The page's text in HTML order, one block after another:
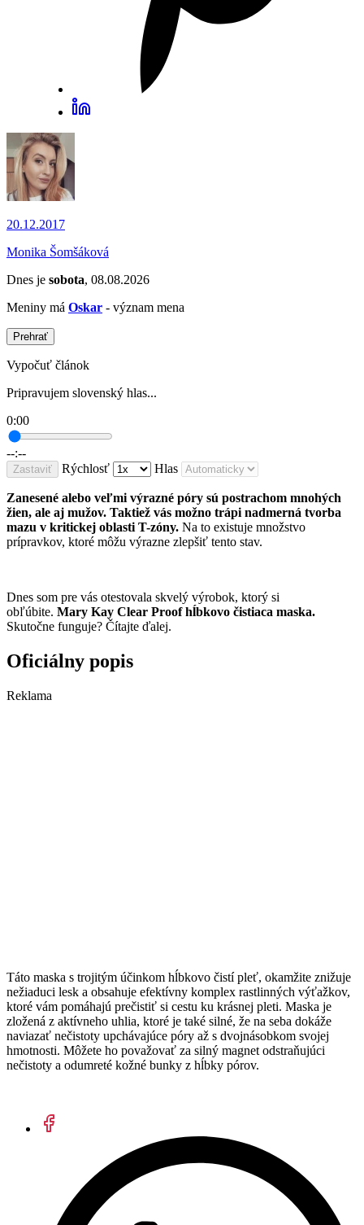
20.12.2017
Monika Šomšáková
Dnes je sobota, 08.08.2026
Meniny má Oskar - význam mena
Prehrať
Vypočuť článok
Pripravujem slovenský hlas...
0:00
--:--
Zastaviť Rýchlosť Hlas
Zanesené alebo veľmi výrazné póry sú postrachom mnohých
žien, ale aj mužov. Taktiež vás možno trápi nadmerná tvorba
mazu v kritickej oblasti T-zóny. Na to existuje množstvo
prípravkov, ktoré môžu výrazne zlepšiť tento stav.
Dnes som pre vás otestovala skvelý výrobok, ktorý si
obľúbite. Mary Kay Clear Proof hĺbkovo čistiaca maska.
Skutočne funguje? Čítajte ďalej.
Oficiálny popis
Reklama
Táto maska s trojitým účinkom hĺbkovo čistí pleť, okamžite znižuje
nežiaduci lesk a obsahuje efektívny komplex rastlinných výťažkov,
ktoré vám pomáhajú prečistiť si cestu ku krásnej pleti. Maska je
zložená z aktívneho uhlia, ktoré je také silné, že na seba dokáže
naviazať nečistoty upchávajúce póry až s dvojnásobkom svojej
hmotnosti. Môžete ho považovať za silný magnet odstraňujúci
nečistoty a odumreté kožné bunky z hĺbky pórov.